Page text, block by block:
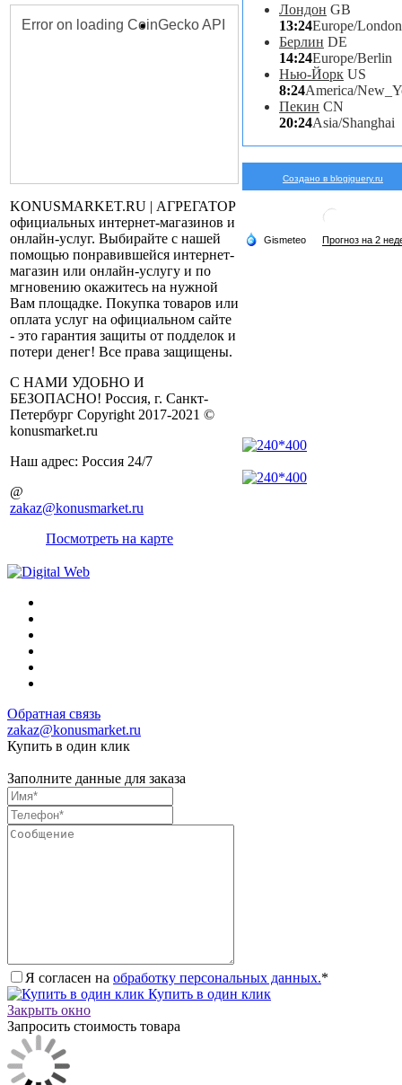
KONUSMARKET.RU | АГРЕГАТОР
официальных интернет-магазинов и
онлайн-услуг. Выбирайте с нашей
помощью понравившейся интернет-
магазин или онлайн-услугу и по
мгновению окажитесь на нужной
Вам площадке. Покупка товаров или
оплата услуг на официальном сайте
- это гарантия защиты от подделок и
потери денег! Все права защищены.
С НАМИ УДОБНО И
БЕЗОПАСНО! Россия, г. Санкт-
Петербург Copyright 2017-2021 ©
konusmarket.ru
Наш адрес: Россия 24/7
@
zakaz@konusmarket.ru
Посмотреть на карте
Лондон GB
13:24Europe/London
Берлин DE
14:24Europe/Berlin
Нью-Йорк US
8:24America/
Пекин CN
20:24Asia/Shanghai
Создано в blogjquery.ru
Обратная связь
zakaz@konusmarket.ru
Купить в один клик
Заполните данные для заказа
Я согласен на обработку персональных данных.*
Купить в один клик
Закрыть окно
Запросить стоимость товара